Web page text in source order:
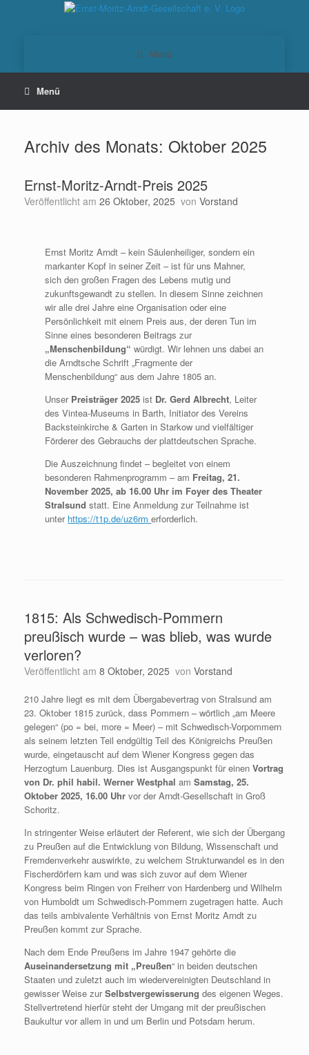
Menü
Menü
Archiv des Monats: Oktober 2025
Ernst-Moritz-Arndt-Preis 2025
Veröffentlicht am 26 Oktober, 2025 von Vorstand
Ernst Moritz Arndt – kein Säulenheiliger, sondern ein
markanter Kopf in seiner Zeit – ist für uns Mahner,
sich den großen Fragen des Lebens mutig und
zukunftsgewandt zu stellen. In diesem Sinne zeichnen
wir alle drei Jahre eine Organisation oder eine
Persönlichkeit mit einem Preis aus, der deren Tun im
Sinne eines besonderen Beitrags zur
„Menschenbildung“würdigt. Wir lehnen uns dabei an
die Arndtsche Schrift „Fragmente der
Menschenbildung“ aus dem Jahre 1805 an.
Unser Preisträger 2025ist Dr. Gerd Albrecht, Leiter
des Vintea-Museums in Barth, Initiator des Vereins
Backsteinkirche & Garten in Starkow und vielfältiger
Förderer des Gebrauchs der plattdeutschen Sprache.
Die Auszeichnung findet – begleitet von einem
besonderen Rahmenprogramm – am Freitag, 21.
November 2025, ab 16.00 Uhr im Foyer des Theater
Stralsund statt. Eine Anmeldung zur Teilnahme ist
unter https://t1p.de/uz6rmerforderlich.
1815: Als Schwedisch-Pommern
preußisch wurde – was blieb, was wurde
verloren?
Veröffentlicht am 8 Oktober, 2025 von Vorstand
210 Jahre liegt es mit dem Übergabevertrag von Stralsund am
23. Oktober 1815 zurück, dass Pommern – wörtlich „am Meere
gelegen“ (po = bei, more = Meer) – mit Schwedisch-Vorpommern
als seinem letzten Teil endgültig Teil des Königreichs Preußen
wurde, eingetauscht auf dem Wiener Kongress gegen das
Herzogtum Lauenburg. Dies ist Ausgangspunkt für einen Vortrag
von Dr. phil habil. Werner Westphal am Samstag, 25.
Oktober 2025, 16.00 Uhr vor der Arndt-Gesellschaft in Groß
Schoritz.
In stringenter Weise erläutert der Referent, wie sich der Übergang
zu Preußen auf die Entwicklung von Bildung, Wissenschaft und
Fremdenverkehr auswirkte, zu welchem Strukturwandel es in den
Fischerdörfern kam und was sich zuvor auf dem Wiener
Kongress beim Ringen von Freiherr von Hardenberg und Wilhelm
von Humboldt um Schwedisch-Pommern zugetragen hatte. Auch
das teils ambivalente Verhältnis von Ernst Moritz Arndt zu
Preußen kommt zur Sprache.
Nach dem Ende Preußens im Jahre 1947 gehörte die
Auseinandersetzung mit „Preußen“ in beiden deutschen
Staaten und zuletzt auch im wiedervereinigten Deutschland in
gewisser Weise zurSelbstvergewisserung des eigenen Weges.
Stellvertretend hierfür steht der Umgang mit der preußischen
Baukultur vor allem in und um Berlin und Potsdam herum.